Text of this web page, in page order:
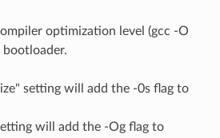
optimization level (gcc -O
setting will add the -0s flag to
will add the -Og flag to